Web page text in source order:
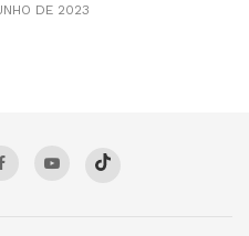
DE 2023